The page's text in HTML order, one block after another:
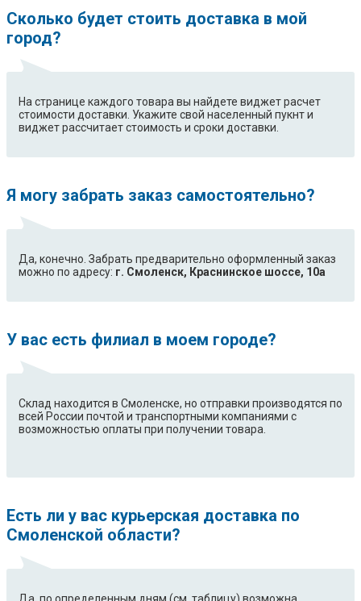
Сколько будет стоить доставка в мой
город?
На странице каждого товара вы найдете виджет расчет
стоимости доставки. Укажите свой населенный пукнт и
виджет рассчитает стоимость и сроки доставки.
Я могу забрать заказ самостоятельно?
Да, конечно. Забрать предварительно оформленный заказ
можно по адресу: г. Смоленск, Краснинское шоссе, 10а
У вас есть филиал в моем городе?
Склад находится в Смоленске, но отправки производятся по
всей России почтой и транспортными компаниями с
возможностью оплаты при получении товара.
Есть ли у вас курьерская доставка по
Смоленской области?